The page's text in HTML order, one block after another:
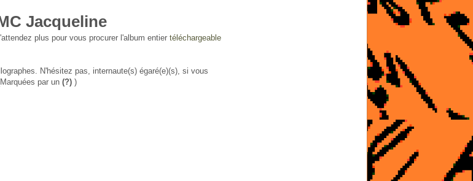
Jacqueline
plus pour vous procurer l'album entier téléchargeable
N'hésitez pas, internaute(s) égaré(e)(s), si vous
par un (?) )